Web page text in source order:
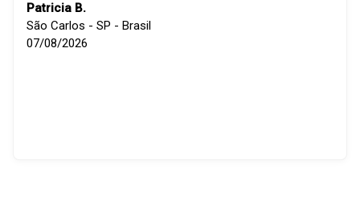
Patricia B.
São Carlos - SP - Brasil
07/08/2026